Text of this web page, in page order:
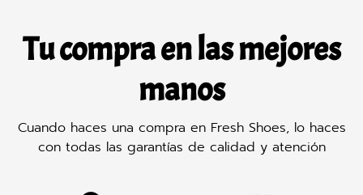
Tu compra en las mejores
manos
Cuando haces una compra en Fresh Shoes, lo haces
con todas las garantías de calidad y atención